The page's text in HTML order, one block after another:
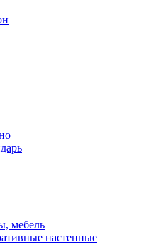
мебель
настенные